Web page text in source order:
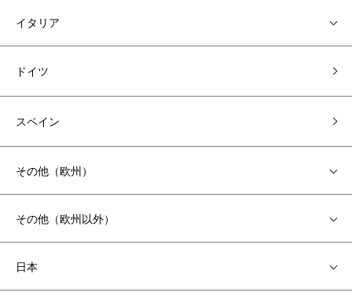
イタリア
ドイツ
スペイン
その他（欧州）
その他（欧州以外）
日本